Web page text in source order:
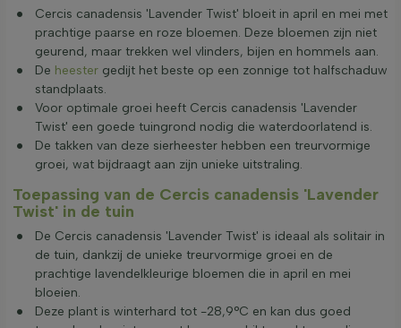
Cercis canadensis 'Lavender Twist' bloeit in april en mei met
prachtige paarse en roze bloemen. Deze bloemen zijn niet
geurend, maar trekken wel vlinders, bijen en hommels aan.
De heester gedijt het beste op een zonnige tot halfschaduw
standplaats.
Voor optimale groei heeft Cercis canadensis 'Lavender
Twist' een goede tuingrond nodig die waterdoorlatend is.
De takken van deze sierheester hebben een treurvormige
groei, wat bijdraagt aan zijn unieke uitstraling.
Toepassing van de Cercis canadensis 'Lavender
Twist' in de tuin
De Cercis canadensis 'Lavender Twist' is ideaal als solitair in
de tuin, dankzij de unieke treurvormige groei en de
prachtige lavendelkleurige bloemen die in april en mei
bloeien.
Deze plant is winterhard tot -28,9°C en kan dus goed